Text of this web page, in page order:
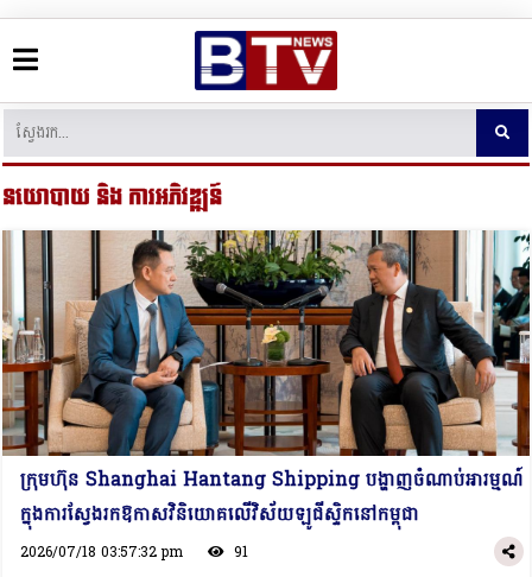
នយោបាយ​ និង ការអភិវឌ្ឍន៍
ក្រុមហ៊ុន Shanghai Hantang Shipping បង្ហាញចំណាប់អារម្មណ៍
ក្នុងការស្វែងរកឱកាសវិនិយោគលើវិស័យឡូជីស្ទិកនៅកម្ពុជា
2026/07/18 03:57:32 pm 91